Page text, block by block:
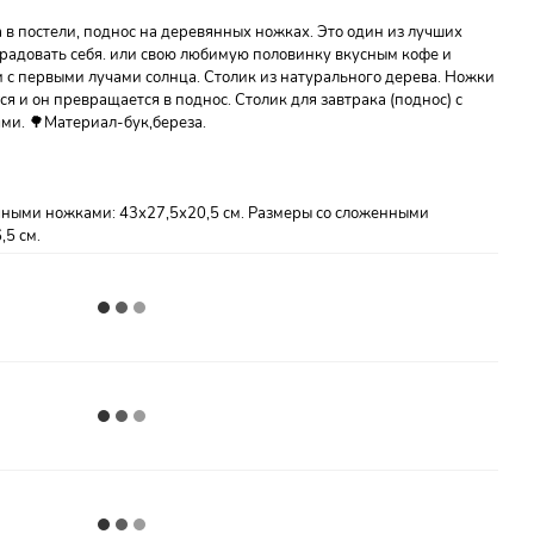
в постели, поднос на деревянных ножках. Это один из лучших
себя. или свою любимую половинку вкусным кофе и
с первыми лучами солнца. Столик из натурального дерева. Ножки
и он превращается в поднос. Столик для завтрака (поднос) с
🌳Материал-бук,береза.
ножками: 43х27,5х20,5 см. Размеры со сложенными
см.